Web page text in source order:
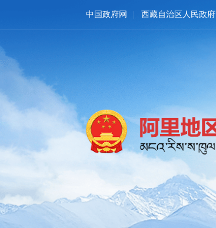
中国政府网 西藏自治区人民政府